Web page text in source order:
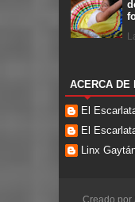
ACERCA DE
El
El
Linx
Creado por